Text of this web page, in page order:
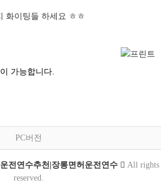
화이팅들 하세요 ㅎㅎ
가능합니다.
PC버전
전연수추천|장롱면허운전연수
All rights
reserved.